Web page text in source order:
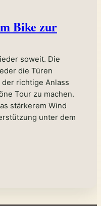
Bike zur
soweit. Die
die Türen
richtige Anlass
Tour zu machen.
stärkerem Wind
unter dem